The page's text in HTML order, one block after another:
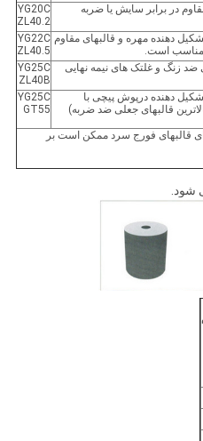
در برابر سایش یا ضربه
YG20C
ZL40.2
دهنده مهره و قالبهای مقاوم
مناسب است.
YG22C
ZL40.5
ضد زنگ و غلتک های نیمه نهایی
YG25C
ZL40B
دهنده درپوش پیچی با
قالبهای جعلی ضد ضربه)
YG25C
GT55
قالبهای فورج سرد ممکن است بر
شود.